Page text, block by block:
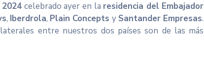
2024 celebrado ayer en la residencia del Embajador
, Iberdrola, Plain Conceptsy Santander Empresas.
entre nuestros dos países son de las más